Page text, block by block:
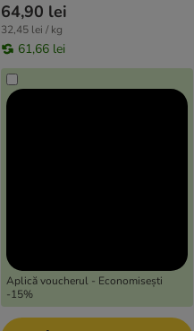
64,90 lei
32,45 lei / kg
61,66 lei
Aplică voucherul - Economisești
-15%